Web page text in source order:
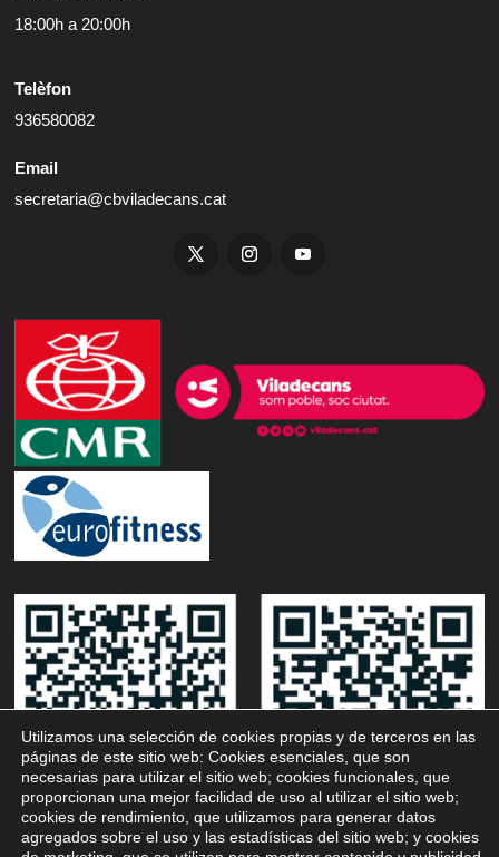
18:00h a 20:00h
Telèfon
936580082
Email
secretaria@cbviladecans.cat
Utilizamos una selección de cookies propias y de terceros en las
páginas de este sitio web: Cookies esenciales, que son
necesarias para utilizar el sitio web; cookies funcionales, que
proporcionan una mejor facilidad de uso al utilizar el sitio web;
cookies de rendimiento, que utilizamos para generar datos
agregados sobre el uso y las estadísticas del sitio web; y cookies